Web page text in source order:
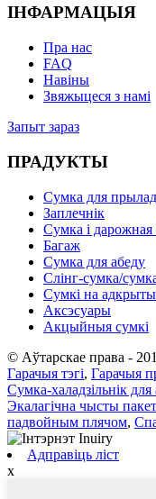
ІНФАРМАЦЫЯ
Пра нас
FAQ
Навіны
Звяжыцеся з намі
Запыт зараз
ПРАДУКТЫ
Сумка для
Заплечнік
Сумка і дарожная
Багаж
Сумка для абеду
Слінг-сумка/
Сумкі на
Аксэсуары
Акцыйныя сумкі
© Аўтарскае права -
Гарачыя тэгі, Гарачыя
Сумка-халадзільнік для
Экалагічна чысты
падвойным плячом,
Адправіць ліст
x